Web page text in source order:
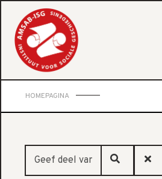
HOMEPAGINA
Geef deel van titel in